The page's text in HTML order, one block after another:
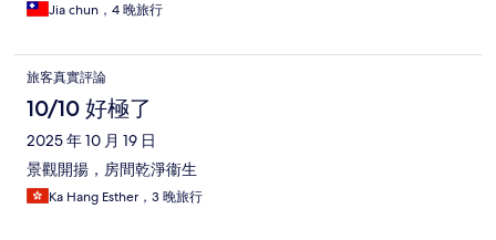
Jia chun，4 晚旅行
旅客真實評論
10/10 好極了
2025 年 10 月 19 日
景觀開揚，房間乾淨衞生
Ka Hang Esther，3 晚旅行